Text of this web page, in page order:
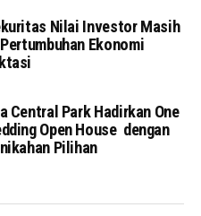
Nilai Investor Masih
Ekonomi
Central Park Hadirkan One
Open House dengan
Pilihan